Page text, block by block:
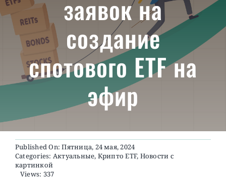
ИНВЕСТИЦИИ В ETF
ТЕМАТИЧЕСКИЕ ETF
АКТУАЛЬНЫЕ
О ПРОЕКТЕ
заявок на
создание
спотового ETF на
эфир
Published On: Пятница, 24 мая, 2024
Categories: Актуальные, Крипто ETF, Новости с
картинкой
Views: 337